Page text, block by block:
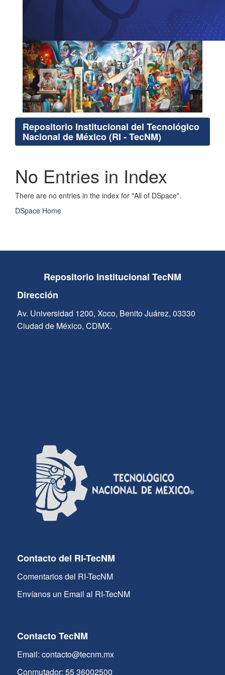
Repositorio Institucional del Tecnológico
Nacional de México (RI - TecNM)
No Entries in Index
There are no entries in the index for "All of DSpace".
DSpace Home
Repositorio Institucional TecNM
Dirección
Av. Universidad 1200, Xoco, Benito Juárez, 03330
Ciudad de México, CDMX.
Contacto del RI-TecNM
Comentarios del RI-TecNM
Envíanos un Email al RI-TecNM
Contacto TecNM
Email: contacto@tecnm.mx
Conmutador: 55 36002500